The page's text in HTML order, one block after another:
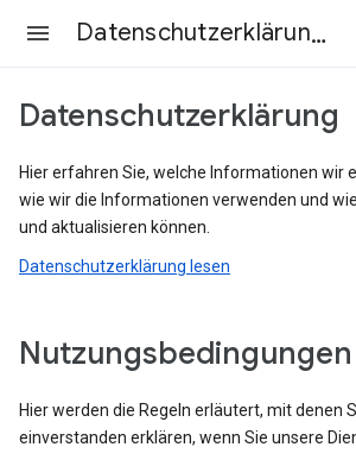
Datenschutzerklärung & Nutzungsbedingungen
Datenschutzerklärung
Hier erfahren Sie, welche Informationen wir
wie wir die Informationen verwenden und
und aktualisieren können.
Datenschutzerklärung lesen
Nutzungsbedingungen
Hier werden die Regeln erläutert, mit denen
einverstanden erklären, wenn Sie unsere